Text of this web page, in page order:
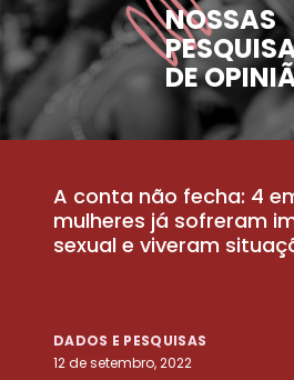
NOSSAS
DE
A conta não fecha: 4
mulheres já sofreram
sexual e viveram
DADOS E PESQUISAS
12 de setembro, 2022